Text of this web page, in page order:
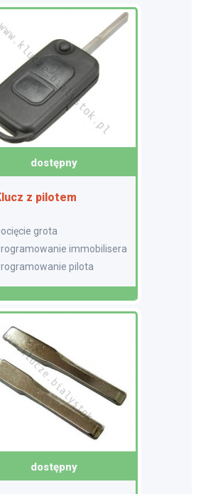
dostępny
Klucz z pilotem
Docięcie grota
Programowanie immobilisera
Programowanie pilota
dostępny